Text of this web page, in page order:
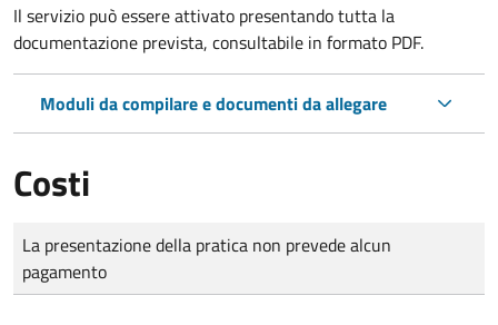
Il servizio può essere attivato presentando tutta la
documentazione prevista, consultabile in formato PDF.
Moduli da compilare e documenti da allegare
Costi
Tipo di pagamento
Importo
La presentazione della pratica non prevede alcun
pagamento